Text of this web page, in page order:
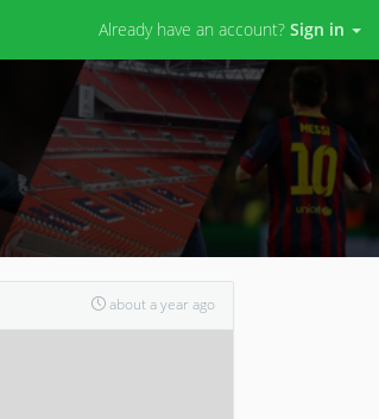
Already have an account? Sign in
about a year ago